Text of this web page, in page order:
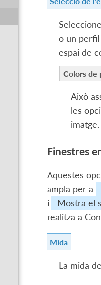
o un perfil
espai de
Colors de
Això
les
Finestres
Aquestes
ampla per a
i
Mostra el
realitza a
Mida
La mida